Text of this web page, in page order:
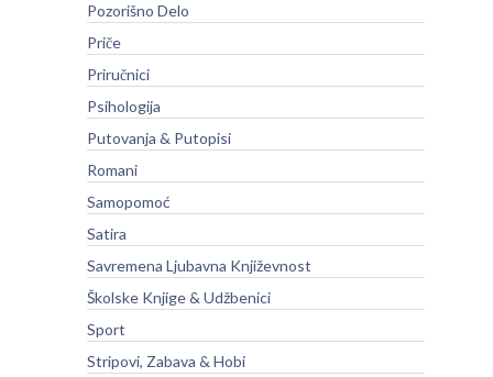
Pozorišno Delo
Priče
Priručnici
Psihologija
Putovanja & Putopisi
Romani
Samopomoć
Satira
Savremena Ljubavna Književnost
Školske Knjige & Udžbenici
Sport
Stripovi, Zabava & Hobi